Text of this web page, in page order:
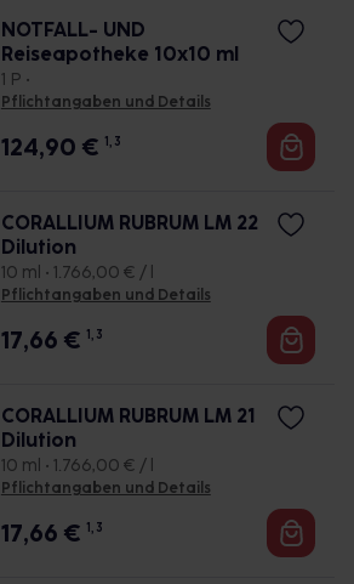
NOTFALL- UND
Reiseapotheke 10x10 ml
1 P •
Pflichtangaben und Details
124,90 € 1, 3
CORALLIUM RUBRUM LM 22
Dilution
10 ml • 1.766,00 € / l
Pflichtangaben und Details
17,66 € 1, 3
CORALLIUM RUBRUM LM 21
Dilution
10 ml • 1.766,00 € / l
Pflichtangaben und Details
17,66 € 1, 3